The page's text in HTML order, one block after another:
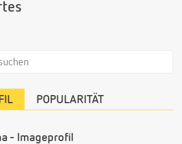
POPULARITÄT
- Imageprofil